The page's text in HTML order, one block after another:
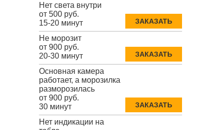
Нет света внутри
от 500 руб.
15-20 минут
ЗАКАЗАТЬ
Не морозит
от 900 руб.
20-30 минут
ЗАКАЗАТЬ
Основная камера
работает, а морозилка
разморозилась
от 900 руб.
30 минут
ЗАКАЗАТЬ
Нет индикации на